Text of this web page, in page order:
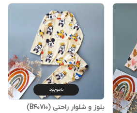
ناموجود
بلوز و شلوار راحتی (B40710)